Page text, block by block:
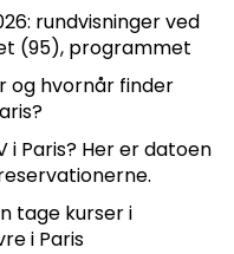
rundvisninger ved
(95), programmet
og hvornår finder
i Paris? Her er datoen
tage kurser i
i Paris